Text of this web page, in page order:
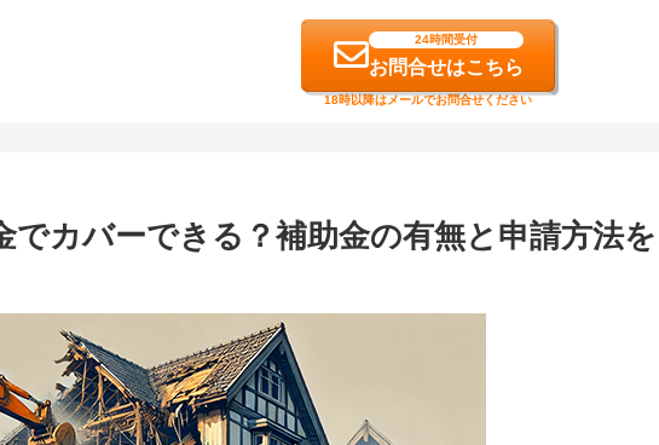
24時間受付
お問合せはこちら
18時以降はメールでお問合せください
でカバーできる？補助金の有無と申請方法を